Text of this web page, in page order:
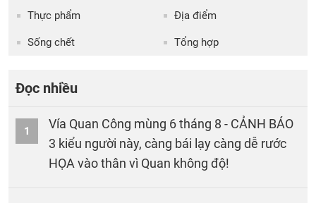
Thực phẩm Địa điểm
Sống chết Tổng hợp
Đọc nhiều
1
Vía Quan Công mùng 6 tháng 8 - CẢNH BÁO
3 kiểu người này, càng bái lạy càng dễ rước
HỌA vào thân vì Quan không độ!